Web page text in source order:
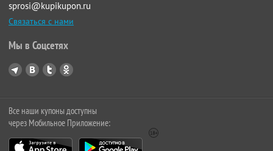
sprosi@kupikupon.ru
Связаться с нами
Мы в Соцсетях
Все наши купоны доступны
через Мобильное Приложение: